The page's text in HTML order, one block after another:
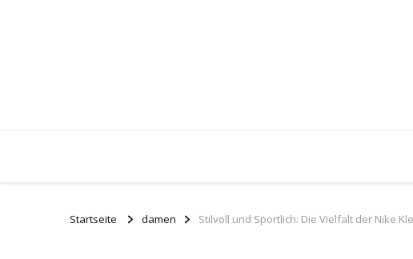
Startseite damen Stilvoll und Sportlich: Die Vielfalt der Nike